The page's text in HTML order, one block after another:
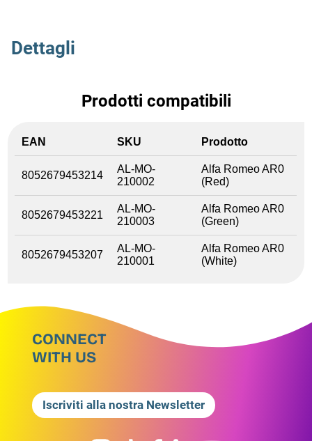
Dettagli
Prodotti compatibili
EAN SKU Prodotto
8052679453214
AL-MO-
210002
Alfa Romeo AR0
(Red)
8052679453221
AL-MO-
210003
Alfa Romeo AR0
(Green)
8052679453207
AL-MO-
210001
Alfa Romeo AR0
(White)
CONNECT
WITH US
Iscriviti alla nostra Newsletter